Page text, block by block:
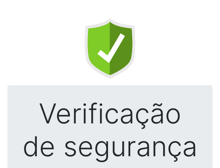
Verificação
de segurança